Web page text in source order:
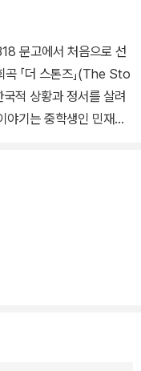
문고에서 처음으로 선
「더 스톤즈」(The Sto
적 상황과 정서를 살려
야기는 중학생인 민재와
두 소년이 종횡무진 뛰
불안과 방황, 좌절을
문제를 현실적이고도 날
어린이청소년극연구소